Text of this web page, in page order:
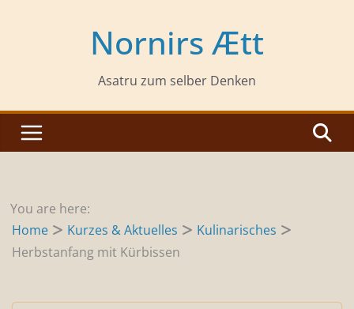
Nornirs Ætt
Asatru zum selber Denken
You are here:
Home
Kurzes & Aktuelles
Kulinarisches
Herbstanfang mit Kürbissen